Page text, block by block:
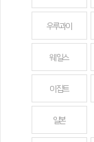
우루과이
웨일스
이집트
일본